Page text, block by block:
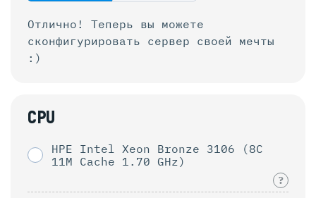
Отлично! Теперь вы можете
сконфигурировать сервер своей мечты
:)
CPU
HPE Intel Xeon Bronze 3106 (8C
11M Cache 1.70 GHz)
?